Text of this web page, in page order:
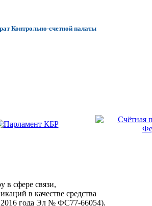
Контрольно-счетной палаты
в сфере связи,
в качестве средства
2016 года Эл № ФС77-66054).